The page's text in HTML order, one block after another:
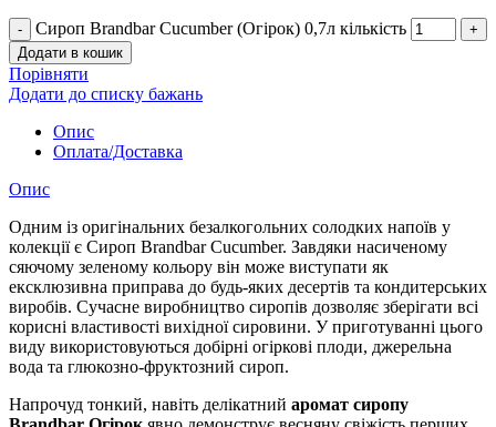
Сироп Brandbar Cucumber (Огірок) 0,7л кількість
Додати в кошик
Порівняти
Додати до списку бажань
Опис
Оплата/Доставка
Опис
Одним із оригінальних безалкогольних солодких напоїв у
колекції є Сироп Brandbar Cucumber. Завдяки насиченому
сяючому зеленому кольору він може виступати як
ексклюзивна приправа до будь-яких десертів та кондитерських
виробів. Сучасне виробництво сиропів дозволяє зберігати всі
корисні властивості вихідної сировини. У приготуванні цього
виду використовуються добірні огіркові плоди, джерельна
вода та глюкозно-фруктозний сироп.
Напрочуд тонкий, навіть делікатний аромат сиропу